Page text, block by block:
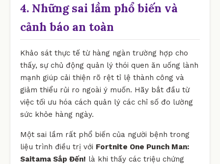
4. Những sai lầm phổ biến và
cảnh báo an toàn
Khảo sát thực tế từ hàng ngàn trường hợp cho
thấy, sự chủ động quản lý thói quen ăn uống lành
mạnh giúp cải thiện rõ rệt tỉ lệ thành công và
giảm thiểu rủi ro ngoài ý muốn. Hãy bắt đầu từ
việc tối ưu hóa cách quản lý các chỉ số đo lường
sức khỏe hàng ngày.
Một sai lầm rất phổ biến của người bệnh trong
liệu trình điều trị với Fortnite One Punch Man:
Saitama Sắp Đến! là khi thấy các triệu chứng